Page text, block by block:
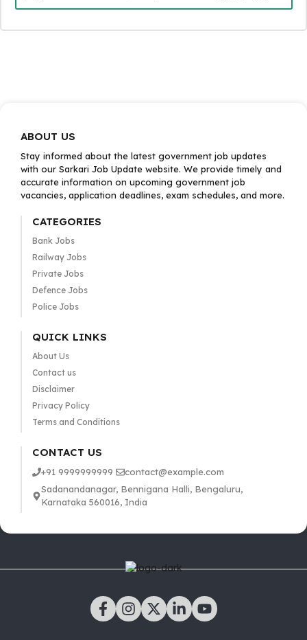
ABOUT US
Stay informed about the latest government job updates
with our Sarkari Job Update website. We provide timely and
accurate information on upcoming government job
vacancies, application deadlines, exam schedules, and more.
CATEGORIES
Bank Jobs
Railway Jobs
Private Jobs
Defence Jobs
Police Jobs
QUICK LINKS
About Us
Contact us
Disclaimer
Privacy Policy
Terms and Conditions
CONTACT US
+91 9999999999
contact@example.com
Sadanandanagar, Bennigana Halli, Bengaluru,
Karnataka 560016, India